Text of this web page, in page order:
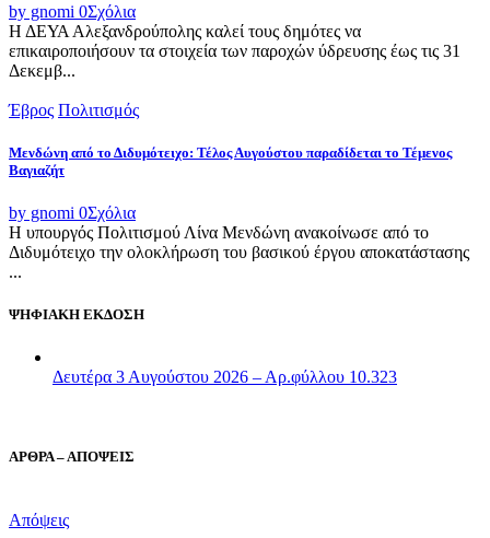
by gnomi 0Σχόλια
Η ΔΕΥΑ Αλεξανδρούπολης καλεί τους δημότες να
επικαιροποιήσουν τα στοιχεία των παροχών ύδρευσης έως τις 31
Δεκεμβ...
Έβρος Πολιτισμός
Μενδώνη από το Διδυμότειχο: Τέλος Αυγούστου παραδίδεται το Τέμενος
Βαγιαζήτ
by gnomi 0Σχόλια
Η υπουργός Πολιτισμού Λίνα Μενδώνη ανακοίνωσε από το
Διδυμότειχο την ολοκλήρωση του βασικού έργου αποκατάστασης
...
ΨΗΦΙΑΚΗ ΕΚΔΟΣΗ
Δευτέρα 3 Αυγούστου 2026 – Αρ.φύλλου 10.323
ΑΡΘΡΑ – ΑΠΟΨΕΙΣ
Απόψεις